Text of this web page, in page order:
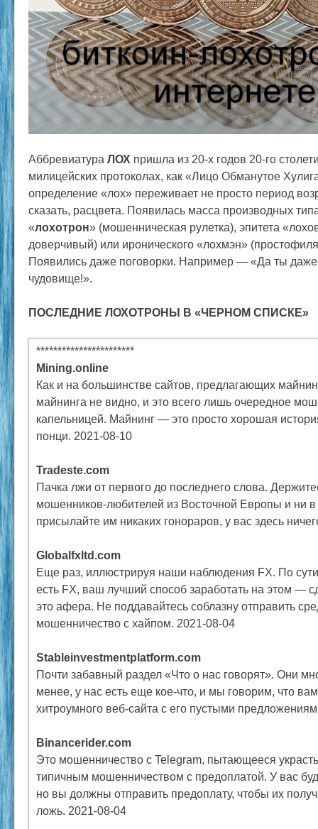
Аббревиатура ЛОХ пришла из 20-х годов 20-го
милицейских протоколах, как «Лицо Обманутое
определение «лох» переживает не просто период
сказать, расцвета. Появилась масса производных
«лохотрон» (мошенническая рулетка), эпитета
доверчивый) или иронического «лохмэн»
Появились даже поговорки. Например — «Да ты даже
чудовище!».
ПОСЛЕДНИЕ ЛОХОТРОНЫ В «ЧЕРНОМ СПИСКЕ»
***********************
Mining.online
Как и на большинстве сайтов, предлагающих
майнинга не видно, и это всего лишь очередное
капельницей. Майнинг — это просто хорошая
понци. 2021-08-10
Tradeste.com
Пачка лжи от первого до последнего слова.
мошенников-любителей из Восточной Европы и ни в
присылайте им никаких гонораров, у вас здесь
Globalfxltd.com
Еще раз, иллюстрируя наши наблюдения FX. По
есть FX, ваш лучший способ заработать на этом —
это афера. Не поддавайтесь соблазну отправить
мошенничество с хайпом. 2021-08-04
Stableinvestmentplatform.com
Почти забавный раздел «Что о нас говорят». Они
менее, у нас есть еще кое-что, и мы говорим, что вам
хитроумного веб-сайта с его пустыми
Binancerider.com
Это мошенничество с Telegram, пытающееся
типичным мошенничеством с предоплатой. У вас
но вы должны отправить предоплату, чтобы их
ложь. 2021-08-04